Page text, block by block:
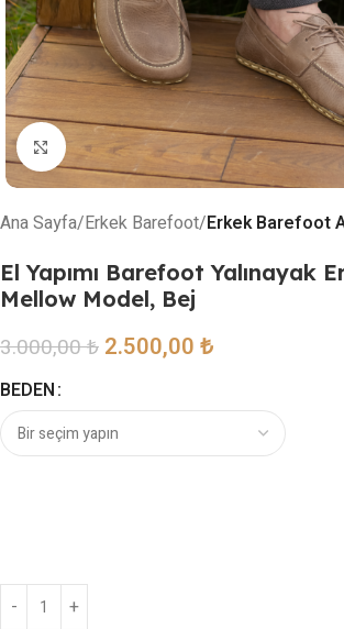
Resmi büyütmek için tıklayın
Ana Sayfa Erkek Barefoot Erkek Barefoot
El Yapımı Barefoot Yalınayak
Mellow Model, Bej
3.000,00₺ 2.500,00₺
BEDEN